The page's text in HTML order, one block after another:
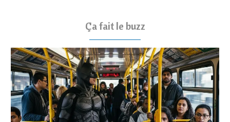
Ça fait le buzz